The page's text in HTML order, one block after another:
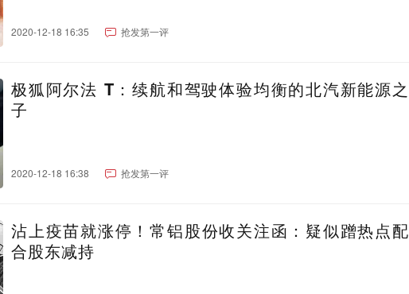
2020-12-18 16:35 抢发第一评
极狐阿尔法 T：续航和驾驶体验均衡的北汽新能源之
子
2020-12-18 16:38 抢发第一评
沾上疫苗就涨停！常铝股份收关注函：疑似蹭热点配
合股东减持